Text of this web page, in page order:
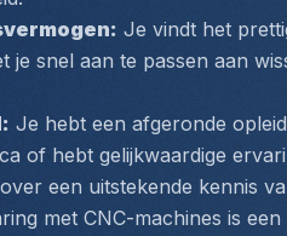
Je vindt het
je snel aan te passen aan
Je hebt een afgeronde
of hebt gelijkwaardige
een uitstekende kennis
met CNC-machines is